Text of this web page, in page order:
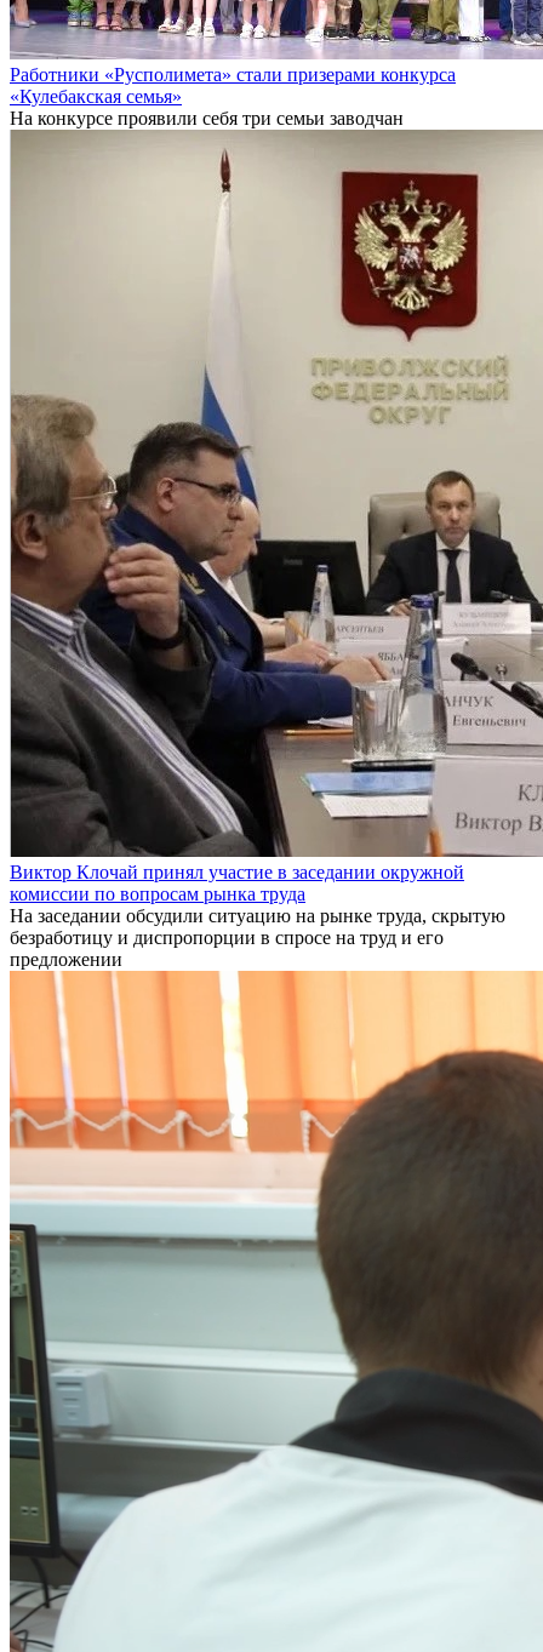
Работники «Русполимета» стали призерами конкурса
«Кулебакская семья»
На конкурсе проявили себя три семьи заводчан
Виктор Клочай принял участие в заседании окружной
комиссии по вопросам рынка труда
На заседании обсудили ситуацию на рынке труда, скрытую
безработицу и диспропорции в спросе на труд и его
предложении